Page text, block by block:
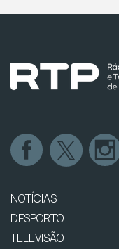
NOTÍCIAS
DESPORTO
TELEVISÃO